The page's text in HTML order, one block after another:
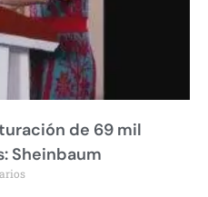
de 69 mil
Sheinbaum